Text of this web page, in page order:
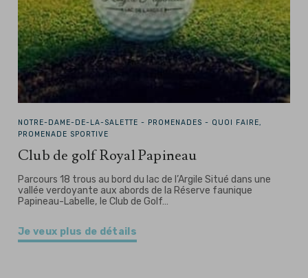
NOTRE-DAME-DE-LA-SALETTE - PROMENADES - QUOI FAIRE,
PROMENADE SPORTIVE
Club de golf Royal Papineau
Parcours 18 trous au bord du lac de l’Argile Situé dans une
vallée verdoyante aux abords de la Réserve faunique
Papineau-Labelle, le Club de Golf…
Je veux plus de détails